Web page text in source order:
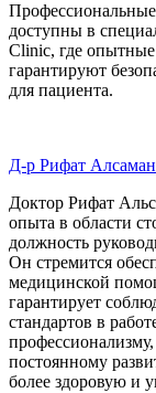
доступны в
Clinic, где
гарантируют
для пациента.
Д-р Рифат Алсаман
Доктор Рифат
опыта в области
должность
Он стремится
медицинской
гарантирует
стандартов в
постоянному
более здоровую и